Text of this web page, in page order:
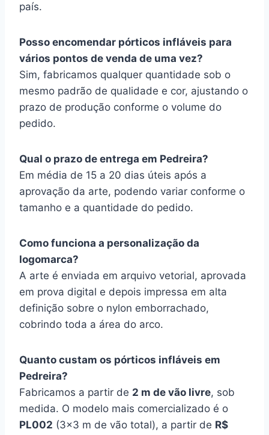
país.
Posso encomendar pórticos infláveis para
vários pontos de venda de uma vez?
Sim, fabricamos qualquer quantidade sob o
mesmo padrão de qualidade e cor, ajustando o
prazo de produção conforme o volume do
pedido.
Qual o prazo de entrega em Pedreira?
Em média de 15 a 20 dias úteis após a
aprovação da arte, podendo variar conforme o
tamanho e a quantidade do pedido.
Como funciona a personalização da
logomarca?
A arte é enviada em arquivo vetorial, aprovada
em prova digital e depois impressa em alta
definição sobre o nylon emborrachado,
cobrindo toda a área do arco.
Quanto custam os pórticos infláveis em
Pedreira?
Fabricamos a partir de 2 m de vão livre, sob
medida. O modelo mais comercializado é o
PL002 (3×3 m de vão total), a partir de R$